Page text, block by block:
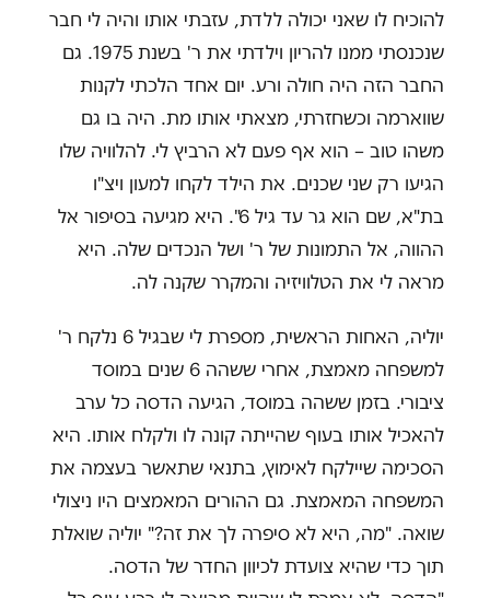
להוכיח לו שאני יכולה ללדת, עזבתי אותו והיה לי חבר
שנכנסתי ממנו להריון וילדתי את ר' בשנת 1975. גם
החבר הזה היה חולה ורע. יום אחד הלכתי לקנות
שווארמה וכשחזרתי, מצאתי אותו מת. היה בו גם
משהו טוב – הוא אף פעם לא הרביץ לי. להלוויה שלו
הגיעו רק שני שכנים. את הילד לקחו למעון ויצ"ו
בת"א, שם הוא גר עד גיל 6". היא מגיעה בסיפור אל
ההווה, אל התמונות של ר' ושל הנכדים שלה. היא
מראה לי את הטלוויזיה והמקרר שקנה לה.
יוליה, האחות הראשית, מספרת לי שבגיל 6 נלקח ר'
למשפחה מאמצת, אחרי ששהה 6 שנים במוסד
ציבורי. בזמן ששהה במוסד, הגיעה הדסה כל ערב
להאכיל אותו בעוף שהייתה קונה לו ולקלח אותו. היא
הסכימה שיילקח לאימוץ, בתנאי שתאשר בעצמה את
המשפחה המאמצת. גם ההורים המאמצים היו ניצולי
שואה. "מה, היא לא סיפרה לך את זה?" יוליה שואלת
תוך כדי שהיא צועדת לכיוון החדר של הדסה.